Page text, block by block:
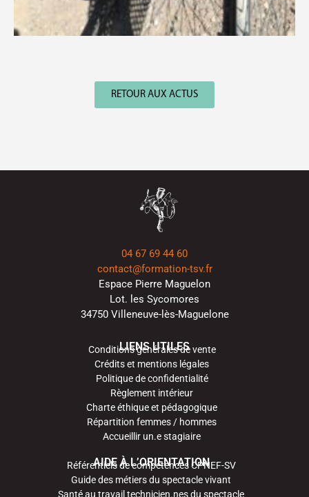
RETOUR AUX ACTUS
04 67 69 44 60
contact@formation-tsv.fr
Espace Pierre Maguelon
Lot. les Sycomores
34750 Villeneuve-lès-Maguelone
LIENS UTILES
Conditions générales de vente
Crédits et mentions légales
Politique de confidentialité
Règlement intérieur
Charte éthique et pédagogique
Répartition femmes / hommes
Accueillir un.e stagiaire
AIDE À L’ORIENTATION
Référentiels de compétences CPNEF-SV
Guide des métiers du spectacle vivant
Santé au travail technicien.nes du spectacle